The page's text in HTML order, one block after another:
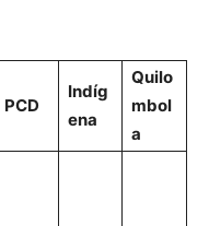
PCD
Indíg
ena
Quilo
mbol
a